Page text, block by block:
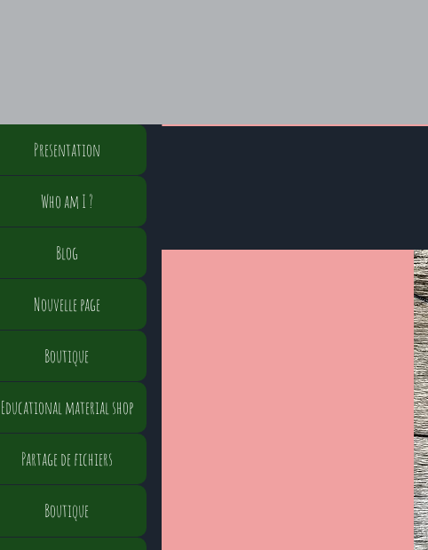
Presentation
Who am I ?
Blog
Nouvelle page
Boutique
Educational material shop
Partage de fichiers
Boutique